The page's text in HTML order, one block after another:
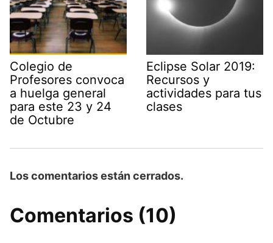
Colegio de
Profesores convoca
a huelga general
para este 23 y 24
de Octubre
Eclipse Solar 2019:
Recursos y
actividades para tus
clases
Los comentarios están cerrados.
Comentarios (10)